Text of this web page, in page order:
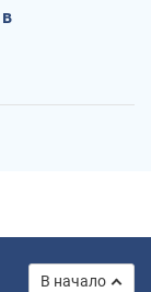
В начало